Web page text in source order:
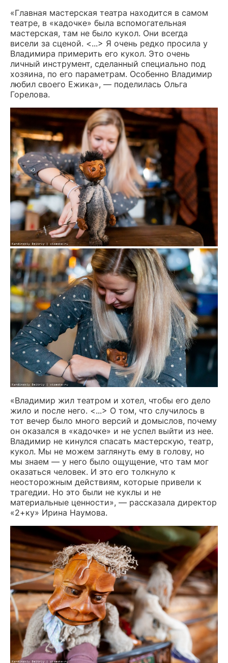
«Главная мастерская театра находится в самом
театре, в «кадочке» была вспомогательная
мастерская, там не было кукол. Они всегда
висели за сценой. <...> Я очень редко просила у
Владимира примерить его кукол. Это очень
личный инструмент, сделанный специально под
хозяина, по его параметрам. Особенно Владимир
любил своего Ежика», — поделилась Ольга
Горелова.
«Владимир жил театром и хотел, чтобы его дело
жило и после него. <...> О том, что случилось в
тот вечер было много версий и домыслов, почему
он оказался в «кадочке» и не успел выйти из нее.
Владимир не кинулся спасать мастерскую, театр,
кукол. Мы не можем заглянуть ему в голову, но
мы знаем — у него было ощущение, что там мог
оказаться человек. И это его толкнуло к
неосторожным действиям, которые привели к
трагедии. Но это были не куклы и не
материальные ценности», — рассказала директор
«2+ку» Ирина Наумова.